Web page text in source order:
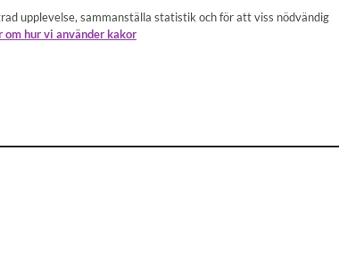
upplevelse, sammanställa statistik och för att viss nödvändig
om hur vi använder kakor